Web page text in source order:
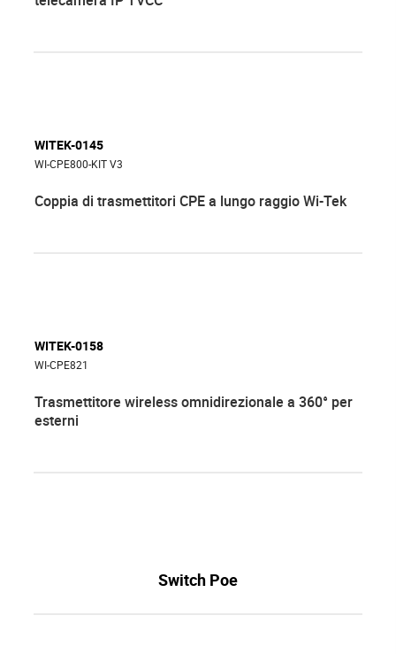
WITEK-0145
WI-CPE800-KIT V3
Coppia di trasmettitori CPE a lungo raggio Wi-Tek
WITEK-0158
WI-CPE821
Trasmettitore wireless omnidirezionale a 360° per
esterni
Switch Poe